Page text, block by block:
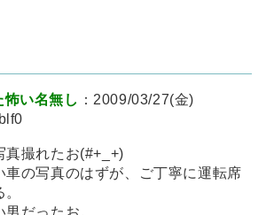
い名無し ：2009/03/27(金)
真撮れたお(#+_+)
車の写真のはずが、ご丁寧に運転席